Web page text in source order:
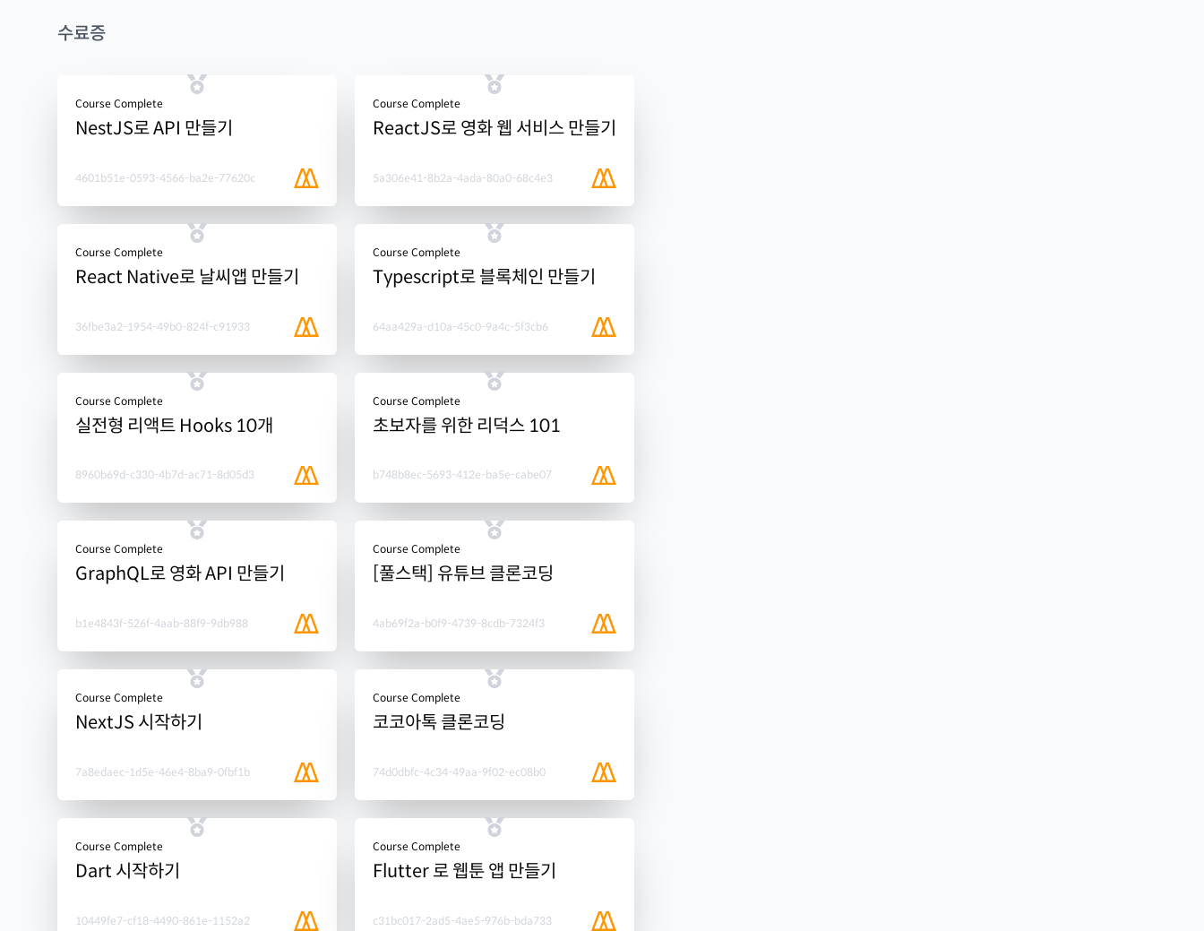
수료증
Course Complete
NestJS로 API 만들기
4601b51e-0593-4566-ba2e-77620c
Course Complete
ReactJS로 영화 웹 서비스 만들기
5a306e41-8b2a-4ada-80a0-68c4e3
Course Complete
React Native로 날씨앱 만들기
36fbe3a2-1954-49b0-824f-c91933
Course Complete
Typescript로 블록체인 만들기
64aa429a-d10a-45c0-9a4c-5f3cb6
Course Complete
실전형 리액트 Hooks 10개
8960b69d-c330-4b7d-ac71-8d05d3
Course Complete
초보자를 위한 리덕스 101
b748b8ec-5693-412e-ba5e-cabe07
Course Complete
GraphQL로 영화 API 만들기
b1e4843f-526f-4aab-88f9-9db988
Course Complete
[풀스택] 유튜브 클론코딩
4ab69f2a-b0f9-4739-8cdb-7324f3
Course Complete
NextJS 시작하기
7a8edaec-1d5e-46e4-8ba9-0fbf1b
Course Complete
코코아톡 클론코딩
74d0dbfc-4c34-49aa-9f02-ec08b0
Course Complete
Dart 시작하기
10449fe7-cf18-4490-861e-1152a2
Course Complete
Flutter 로 웹툰 앱 만들기
c31bc017-2ad5-4ae5-976b-bda733